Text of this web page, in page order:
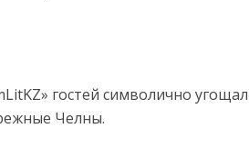
гостей символично
Челны.